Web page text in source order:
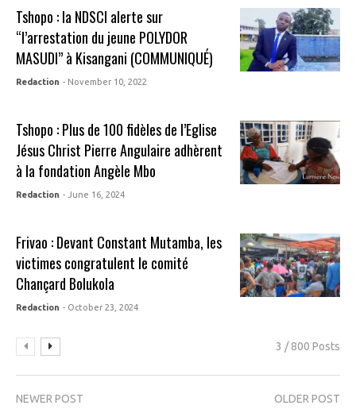
Tshopo : la NDSCI alerte sur
“l’arrestation du jeune POLYDOR
MASUDI” à Kisangani (COMMUNIQUÉ)
Redaction - November 10, 2022
Tshopo : Plus de 100 fidèles de l’Eglise
Jésus Christ Pierre Angulaire adhèrent
à la fondation Angèle Mbo
Redaction - June 16, 2024
Frivao : Devant Constant Mutamba, les
victimes congratulent le comité
Chançard Bolukola
Redaction - October 23, 2024
3 / 800 Posts
NEWER POST OLDER POST